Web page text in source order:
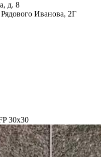
д. 8
Иванова, 2Г
30x30